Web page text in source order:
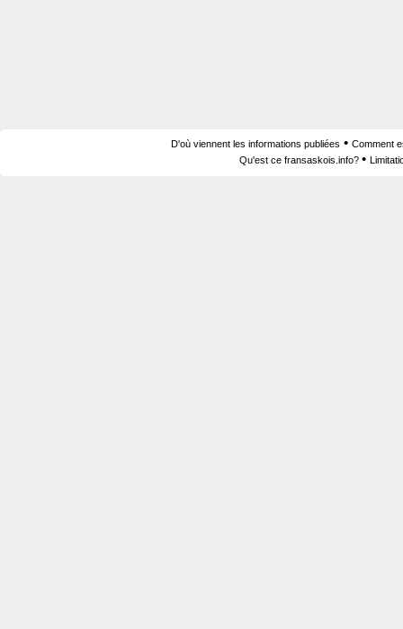
D'où viennent les informations publiées • Comment
Qu'est ce fransaskois.info? •